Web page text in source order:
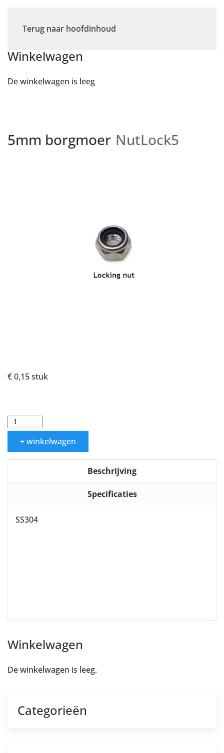
Terug naar hoofdinhoud
Winkelwagen
De winkelwagen is leeg
5mm borgmoer NutLock5
€ 0,15stuk
+ winkelwagen
Beschrijving
Specificaties
SS304
Winkelwagen
De winkelwagen is leeg.
Categorieën